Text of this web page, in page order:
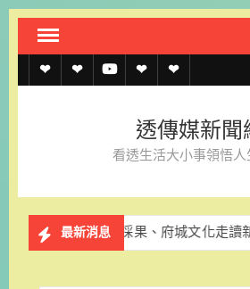
Skip
content透
約
透
上
記
透 聯
我
官
LINE
透傳媒新聞
看透生活大小事領悟人
最新消息
梨採果、府城文化走讀新體驗